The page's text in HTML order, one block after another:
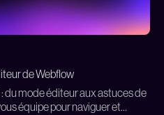
de Webflow
du mode éditeur aux astuces de
équipe pour naviguer et